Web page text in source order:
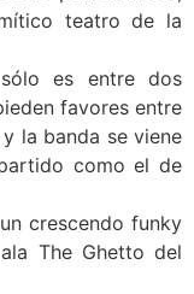
teatro de la
es entre dos
favores entre
la banda se viene
como el de
crescendo funky
The Ghetto del